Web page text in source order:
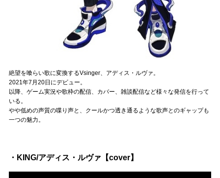
絶望を喰らい歌に変換するVsinger、アディス・ルヴァ。
2021年7月20日にデビュー。
以降、ゲーム実況や歌枠の配信、カバー、雑談配信など様々な発信を行って
いる。
やや低めの声質の喋り声と、クールかつ透き通るような歌声とのギャップも
一つの魅力。
・KING/アディス・ルヴァ【cover】